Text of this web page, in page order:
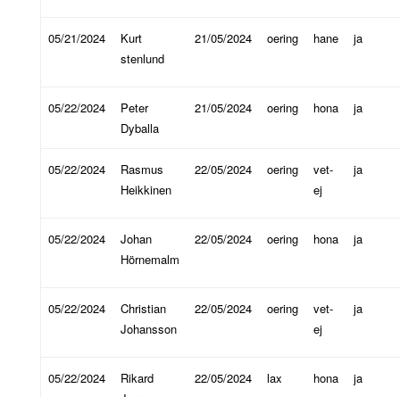
05/21/2024
Kurt
stenlund
21/05/2024 oering hane ja
05/22/2024
Peter
Dyballa
21/05/2024 oering hona ja
05/22/2024
Rasmus
Heikkinen
22/05/2024 oering
vet-
ej
ja
05/22/2024
Johan
Hörnemalm
22/05/2024 oering hona ja
05/22/2024
Christian
Johansson
22/05/2024 oering
vet-
ej
ja
05/22/2024
Rikard
22/05/2024 lax hona ja